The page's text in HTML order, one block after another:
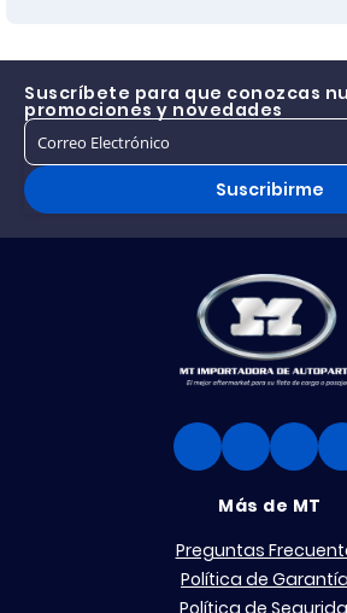
Suscríbete para que conozcas
promociones y novedades
Suscribirme
Más de MT
Preguntas
Política de